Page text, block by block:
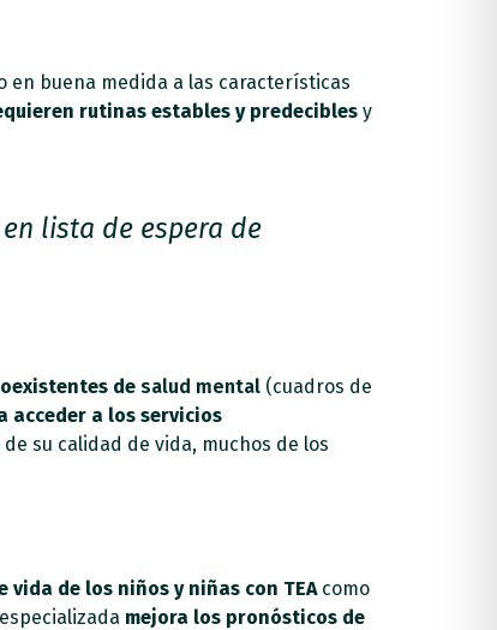
en buena medida a las características
rutinas estables y predecibles y
lista de espera de
desalud mental (cuadros de
acceder a los servicios
su calidad de vida, muchos de los
de los niños y niñas con TEAcomo
mejora los pronósticos de